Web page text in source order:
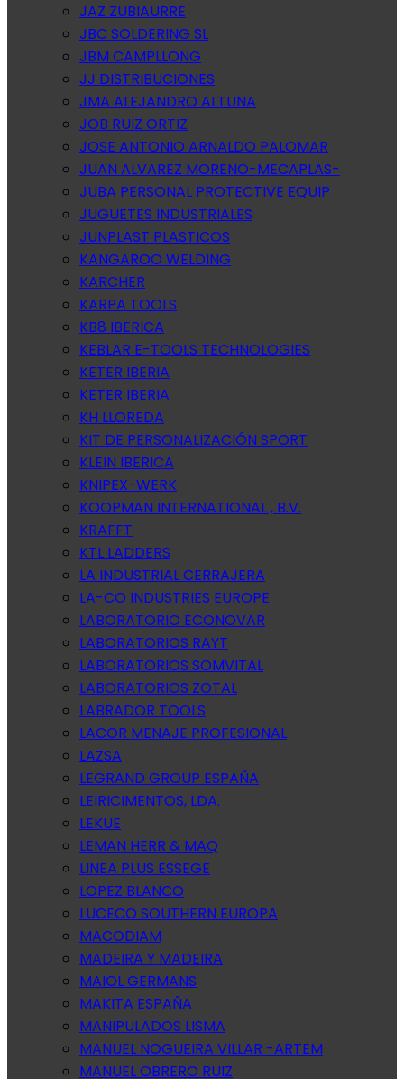
JAZ ZUBIAURRE
JBC SOLDERING SL
JBM CAMPLLONG
JJ DISTRIBUCIONES
JMA ALEJANDRO ALTUNA
JOB RUIZ ORTIZ
JOSE ANTONIO ARNALDO PALOMAR
JUAN ALVAREZ MORENO-MECAPLAS-
JUBA PERSONAL PROTECTIVE EQUIP
JUGUETES INDUSTRIALES
JUNPLAST PLASTICOS
KANGAROO WELDING
KARCHER
KARPA TOOLS
KB8 IBERICA
KEBLAR E-TOOLS TECHNOLOGIES
KETER IBERIA
KETER IBERIA
KH LLOREDA
KIT DE PERSONALIZACIÓN SPORT
KLEIN IBERICA
KNIPEX-WERK
KOOPMAN INTERNATIONAL , B.V.
KRAFFT
KTL LADDERS
LA INDUSTRIAL CERRAJERA
LA-CO INDUSTRIES EUROPE
LABORATORIO ECONOVAR
LABORATORIOS RAYT
LABORATORIOS SOMVITAL
LABORATORIOS ZOTAL
LABRADOR TOOLS
LACOR MENAJE PROFESIONAL
LAZSA
LEGRAND GROUP ESPAÑA
LEIRICIMENTOS, LDA.
LEKUE
LEMAN HERR & MAQ
LINEA PLUS ESSEGE
LOPEZ BLANCO
LUCECO SOUTHERN EUROPA
MACODIAM
MADEIRA Y MADEIRA
MAIOL GERMANS
MAKITA ESPAÑA
MANIPULADOS LISMA
MANUEL NOGUEIRA VILLAR -ARTEM
MANUEL OBRERO RUIZ